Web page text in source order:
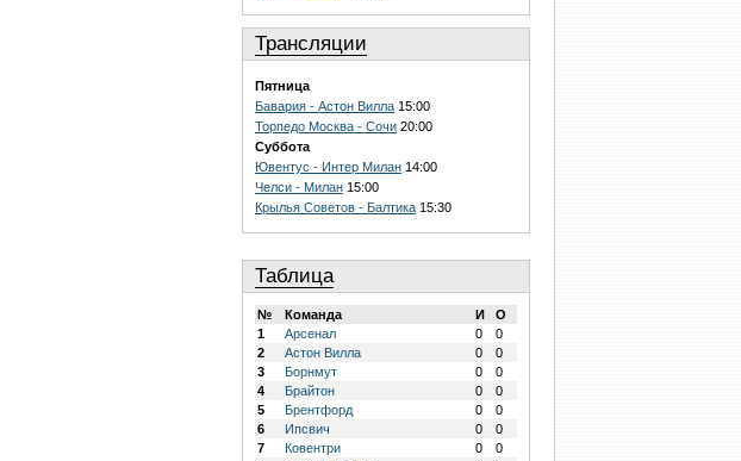
Трансляции
Пятница
Бавария - Астон Вилла 15:00
Торпедо Москва - Сочи 20:00
Суббота
Ювентус - Интер Милан 14:00
Челси - Милан 15:00
Крылья Советов - Балтика 15:30
Таблица
№ Команда И
О
1
Арсенал 0
0
2
Астон Вилла 0
0
3
Борнмут 0
0
4
Брайтон 0
0
5
Брентфорд 0
0
6
Ипсвич 0
0
7
Ковентри 0
0